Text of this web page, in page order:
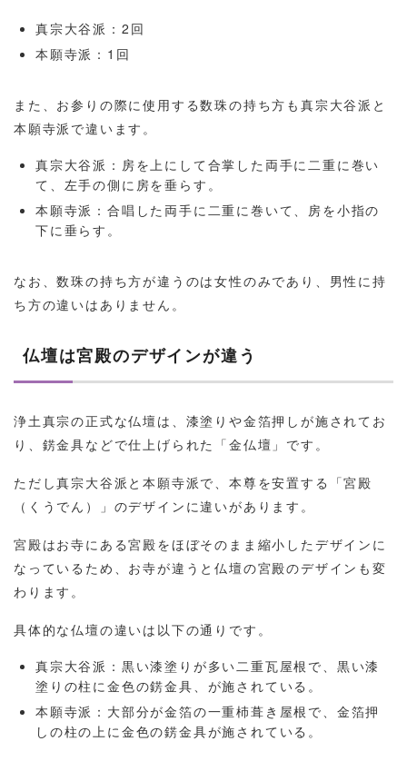
真宗大谷派：2回
本願寺派：1回
また、お参りの際に使用する数珠の持ち方も真宗大谷派と
本願寺派で違います。
真宗大谷派：房を上にして合掌した両手に二重に巻い
て、左手の側に房を垂らす。
本願寺派：合唱した両手に二重に巻いて、房を小指の
下に垂らす。
なお、数珠の持ち方が違うのは女性のみであり、男性に持
ち方の違いはありません。
仏壇は宮殿のデザインが違う
浄土真宗の正式な仏壇は、漆塗りや金箔押しが施されてお
り、錺金具などで仕上げられた「金仏壇」です。
ただし真宗大谷派と本願寺派で、本尊を安置する「宮殿
（くうでん）」のデザインに違いがあります。
宮殿はお寺にある宮殿をほぼそのまま縮小したデザインに
なっているため、お寺が違うと仏壇の宮殿のデザインも変
わります。
具体的な仏壇の違いは以下の通りです。
真宗大谷派：黒い漆塗りが多い二重瓦屋根で、黒い漆
塗りの柱に金色の錺金具、が施されている。
本願寺派：大部分が金箔の一重杮葺き屋根で、金箔押
しの柱の上に金色の錺金具が施されている。